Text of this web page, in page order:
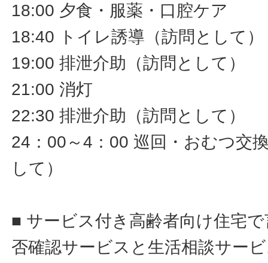
18:00 夕食・服薬・口腔ケア
18:40 トイレ誘導（訪問として）
19:00 排泄介助（訪問として）
21:00 消灯
22:30 排泄介助（訪問として）
24：00～4：00 巡回・おむつ交
して）
■ サービス付き高齢者向け住宅
否確認サービスと生活相談サー